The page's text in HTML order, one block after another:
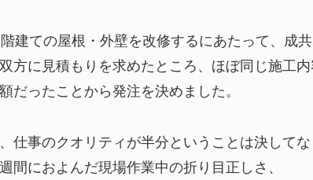
建ての屋根・外壁を改修するにあたって、成
方に見積もりを求めたところ、ほぼ同じ施工
だったことから発注を決めました。
仕事のクオリティが半分ということは決して
間におよんだ現場作業中の折り目正しさ、